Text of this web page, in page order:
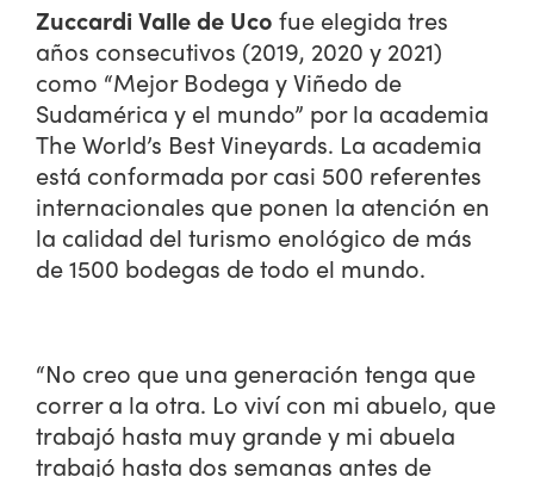
Zuccardi Valle de Uco fue elegida tres
años consecutivos (2019, 2020 y 2021)
como “Mejor Bodega y Viñedo de
Sudamérica y el mundo” por la academia
The World’s Best Vineyards. La academia
está conformada por casi 500 referentes
internacionales que ponen la atención en
la calidad del turismo enológico de más
de 1500 bodegas de todo el mundo.
“No creo que una generación tenga que
correr a la otra. Lo viví con mi abuelo, que
trabajó hasta muy grande y mi abuela
trabajó hasta dos semanas antes de